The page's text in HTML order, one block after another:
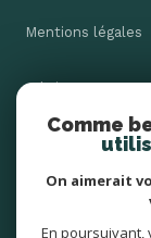
Mentions légales
Admin
Nos honoraires
Comme
On aimerait
En poursuivant,